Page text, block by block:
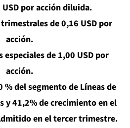
USD por acción diluida.
de 0,16 USD por
acción.
especiales de 1,00 USD por
acción.
del segmento de Líneas de
y 41,2% de crecimiento en el
en el tercer trimestre.